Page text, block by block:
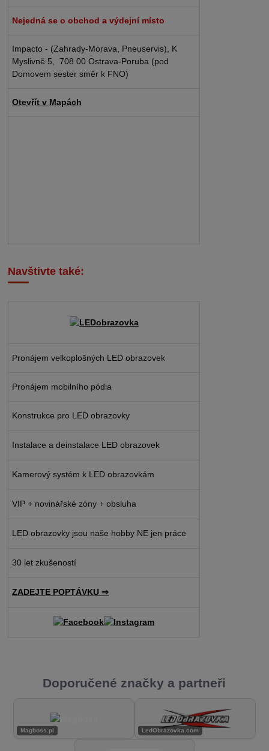
Nejedná se o obchod a výdejní místo
Impacto - (Zahrady-Morava, Pneuservis), K
Myslivně 5, 708 00 Ostrava-Poruba (pod
Domovem sester směr k FNO)
Otevřít v Mapách
Navštivte také:
Pronájem velkoplošných LED obrazovek
Pronájem mobilního pódia
Konstrukce pro LED obrazovky
Instalace a deinstalace LED obrazovek
Kamerový systém k LED obrazovkám
VIP + novinářské zóny + obsluha
LED obrazovky jsou naše hobby NE jen práce
30 let zkušeností
ZADEJTE POPTÁVKU ⇒
Doporučené značky a partneři
Magboss.pl LedObrazovka.com